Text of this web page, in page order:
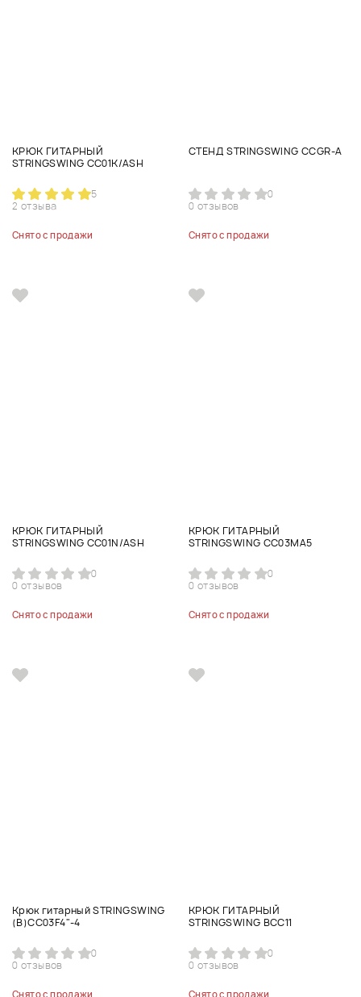
КРЮК ГИТАРНЫЙ
STRINGSWING CC01K/ASH
5
2 отзыва
Снято с продажи
СТЕНД STRINGSWING CCGR-A
0
0 отзывов
Снято с продажи
КРЮК ГИТАРНЫЙ
STRINGSWING CC01N/ASH
0
0 отзывов
Снято с продажи
КРЮК ГИТАРНЫЙ
STRINGSWING CC03MA5
0
0 отзывов
Снято с продажи
Крюк гитарный STRINGSWING
(B)CC03F4"-4
0
0 отзывов
Снято с продажи
КРЮК ГИТАРНЫЙ
STRINGSWING BCC11
0
0 отзывов
Снято с продажи